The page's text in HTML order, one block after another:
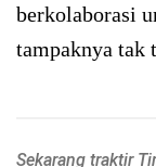
berkolaborasi
tampaknya tak
Sekarang traktir